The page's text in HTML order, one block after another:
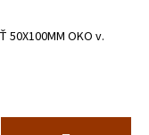
50X100MM OKO v.